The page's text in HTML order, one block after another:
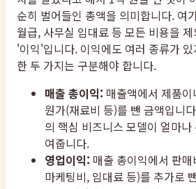
순히 벌어들인 총액을 의미합니다. 여
월급, 사무실 임대료 등 모든 비용을
'이익'입니다. 이익에도 여러 종류가
한 두 가지는 구분해야 합니다.
매출 총이익: 매출액에서 제품
원가(재료비 등)를 뺀 금액입니
의 핵심 비즈니스 모델이 얼마
여줍니다.
영업이익: 매출 총이익에서 판
마케팅비, 임대료 등)를 추가로